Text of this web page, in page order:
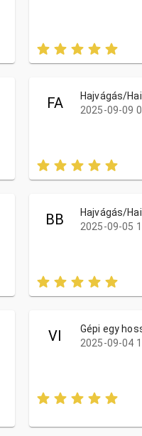
FA
Hajvágás/
2025-09-09
BB
Hajvágás/
2025-09-05
VI
Gépi egy
2025-09-04